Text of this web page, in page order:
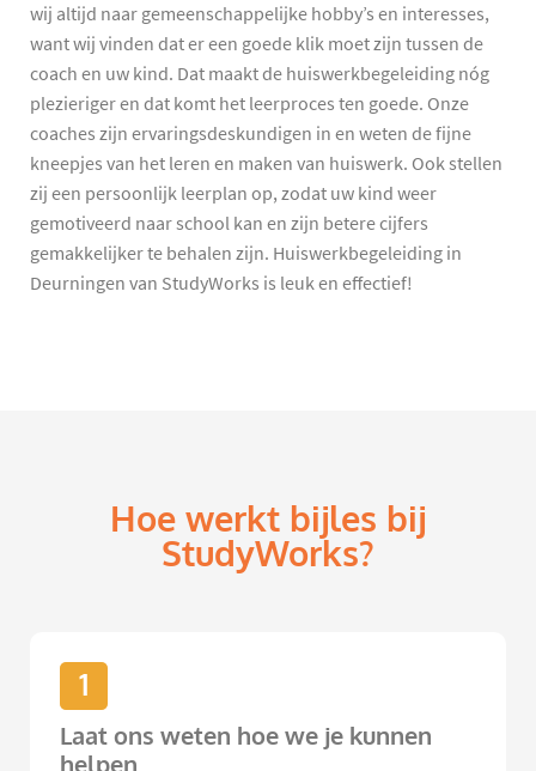
wij altijd naar gemeenschappelijke hobby’s en interesses,
want wij vinden dat er een goede klik moet zijn tussen de
coach en uw kind. Dat maakt de huiswerkbegeleiding nóg
plezieriger en dat komt het leerproces ten goede. Onze
coaches zijn ervaringsdeskundigen in en weten de fijne
kneepjes van het leren en maken van huiswerk. Ook stellen
zij een persoonlijk leerplan op, zodat uw kind weer
gemotiveerd naar school kan en zijn betere cijfers
gemakkelijker te behalen zijn. Huiswerkbegeleiding in
Deurningen van StudyWorks is leuk en effectief!
Hoe werkt bijles bij
StudyWorks?
1
Laat ons weten hoe we je kunnen